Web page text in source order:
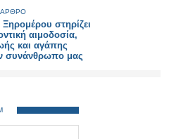
στηρίζει
αιμοδοσία,
και αγάπης
συνάνθρωπο μας